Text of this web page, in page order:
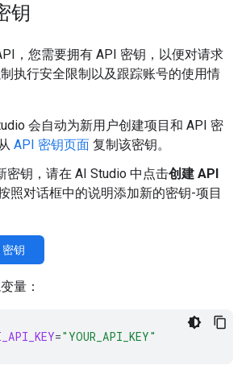
钥
，您需要拥有 API 密钥，以便对请求
执行安全限制以及跟踪账号的使用情
会自动为新用户创建项目和 API 密
API 密钥页面 复制该密钥。
密钥，请在 AI Studio 中点击创建 API
照对话框中的说明添加新的密钥-项目
钥
量：
="YOUR_API_KEY"